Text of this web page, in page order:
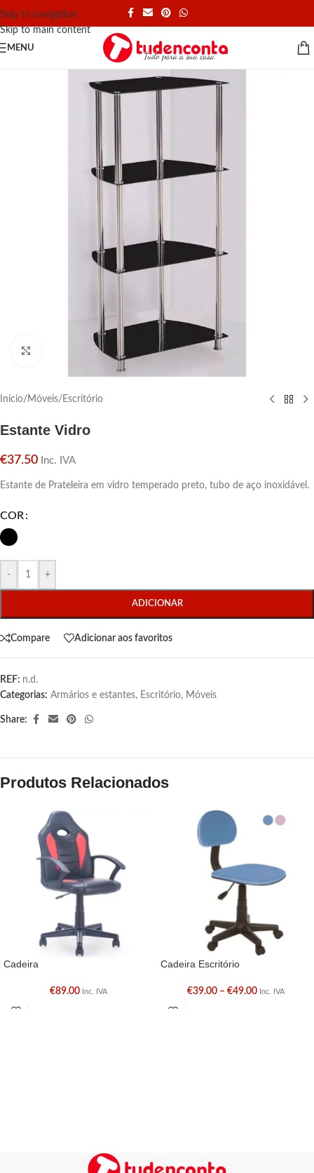
Skip to navigation
Skip to main content
MENU
Click para aumentar
Início/ Móveis/ Escritório
Estante Vidro
€37.50 Inc. IVA
Estante de Prateleira em vidro temperado preto, tubo de aço inoxidável.
COR
- +
ADICIONAR
Compare Adicionar aos favoritos
REF: n.d.
Categorias: Armários e estantes, Escritório, Móveis
Share:
Produtos Relacionados
Cadeira
€89.00 Inc. IVA
Cadeira Escritório
€39.00 – €49.00 Inc. IVA